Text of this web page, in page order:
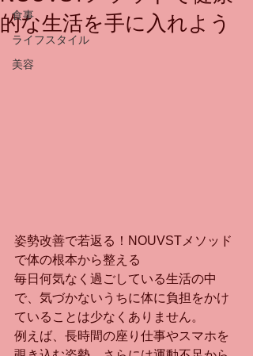
食事
ライフスタイル
美容
的な生活を手に入れよう
姿勢改善で若返る！NOUVSTメソッド
で体の根本から整える
毎日何気なく過ごしている生活の中
で、気づかないうちに体に負担をかけ
ていることは少なくありません。
例えば、長時間の座り仕事やスマホを